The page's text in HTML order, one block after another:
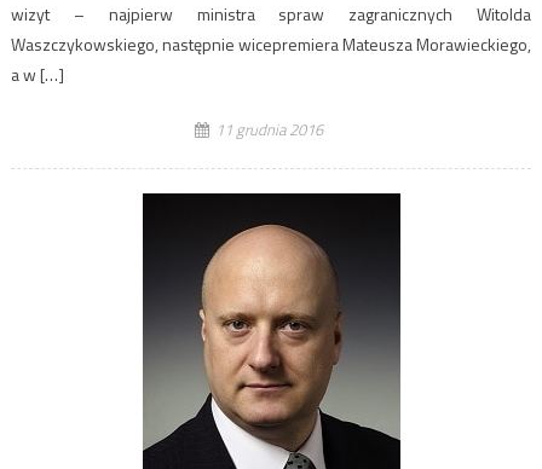
wizyt – najpierw ministra spraw zagranicznych Witolda
Waszczykowskiego, następnie wicepremiera Mateusza Morawieckiego,
a w […]
11 grudnia 2016